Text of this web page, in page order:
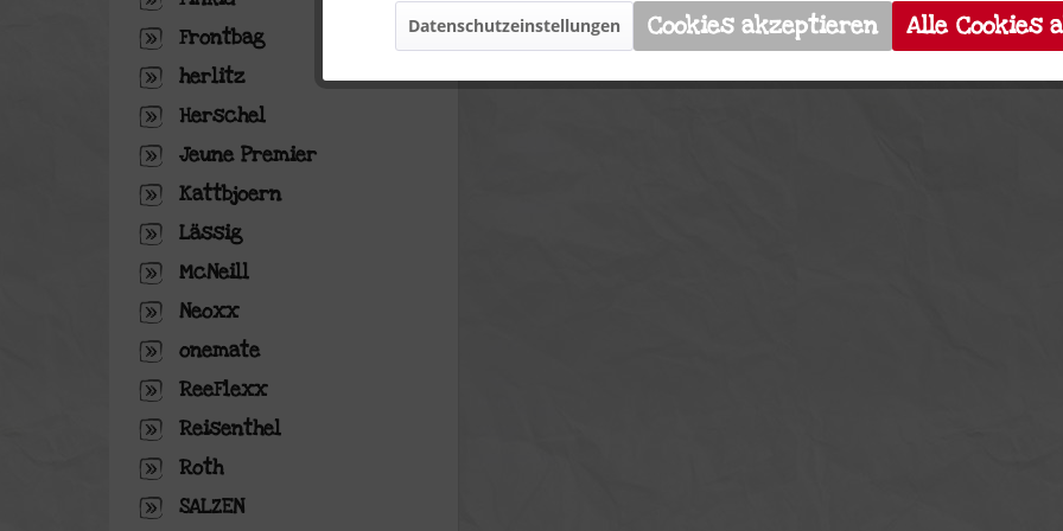
Frontbag
herlitz
Herschel
Jeune Premier
Kattbjoern
Lässig
McNeill
Neoxx
onemate
ReeFlexx
Reisenthel
Roth
SALZEN
Datenschutzeinstellungen Cookies akzeptieren Alle Cookies